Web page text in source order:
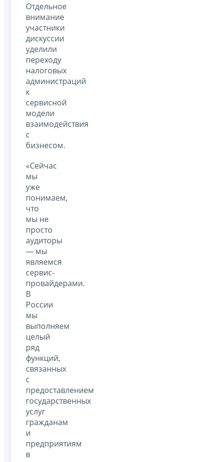
Отдельное
внимание
участники
дискуссии
уделили
переходу
налоговых
администраций
к
сервисной
модели
взаимодействия
с
бизнесом.
«Сейчас
мы
уже
понимаем,
что
мы не
просто
аудиторы
— мы
являемся
сервис-
провайдерами.
В
России
мы
выполняем
целый
ряд
функций,
связанных
с
предоставлением
государственных
услуг
гражданам
и
предприятиям
в